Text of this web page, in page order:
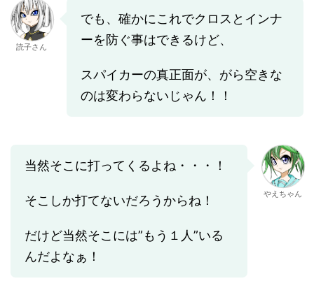
読子さん
でも、確かにこれでクロスとインナ
ーを防ぐ事はできるけど、
スパイカーの真正面が、がら空きな
のは変わらないじゃん！！
当然そこに打ってくるよね・・・！
そこしか打てないだろうからね！
だけど当然そこには”もう１人”いる
んだよなぁ！
やえちゃん